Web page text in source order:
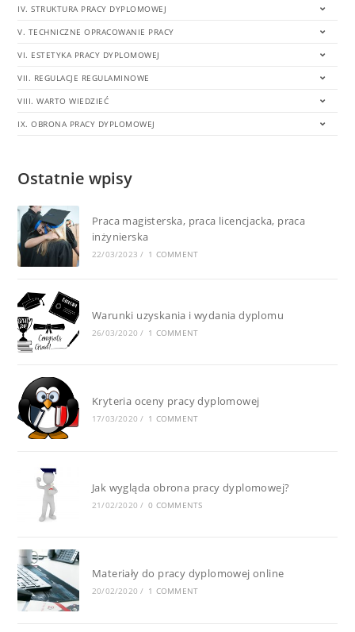
IV. STRUKTURA PRACY DYPLOMOWEJ
V. TECHNICZNE OPRACOWANIE PRACY
VI. ESTETYKA PRACY DYPLOMOWEJ
VII. REGULACJE REGULAMINOWE
VIII. WARTO WIEDZIEĆ
IX. OBRONA PRACY DYPLOMOWEJ
Ostatnie wpisy
Praca magisterska, praca licencjacka, praca
inżynierska
22/03/2023 / 1 COMMENT
Warunki uzyskania i wydania dyplomu
26/03/2020 / 1 COMMENT
Kryteria oceny pracy dyplomowej
17/03/2020 / 1 COMMENT
Jak wygląda obrona pracy dyplomowej?
21/02/2020 / 0 COMMENTS
Materiały do pracy dyplomowej online
20/02/2020 / 1 COMMENT